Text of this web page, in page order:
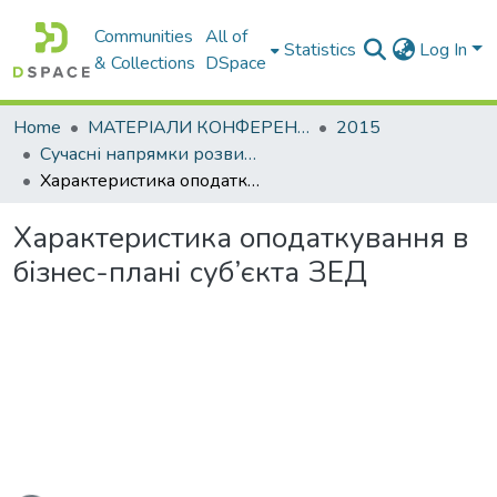
Communities
& Collections
All of
DSpace
Statistics Log In
Home МАТЕРІАЛИ КОНФЕРЕНЦІЙ
2015
Сучасні напрямки розвитку економіки і менеджменту на підприємствах України
Характеристика оподаткування в бізнес-плані суб’єкта ЗЕД
Характеристика оподаткування в
бізнес-плані суб’єкта ЗЕД